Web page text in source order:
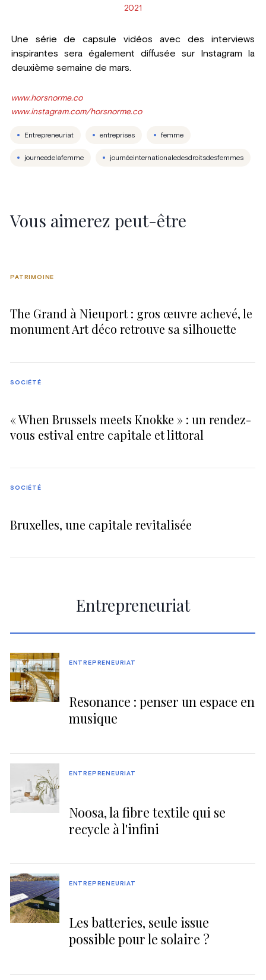
2021
Une série de capsule vidéos avec des interviews
inspirantes sera également diffusée sur Instagram la
deuxième semaine de mars.
www.horsnorme.co
www.instagram.com/horsnorme.co
Entrepreneuriat entreprises femme
journeedelafemme journéeinternationaledesdroitsdesfemmes
Vous aimerez peut-être
The Grand à Nieuport : gros œuvre achevé, le
monument Art déco retrouve sa silhouette
PATRIMOINE
« When Brussels meets Knokke » : un rendez-
vous estival entre capitale et littoral
SOCIÉTÉ
Bruxelles, une capitale revitalisée
SOCIÉTÉ
Entrepreneuriat
Resonance : penser un espace en
musique
ENTREPRENEURIAT
Noosa, la fibre textile qui se
recycle à l'infini
ENTREPRENEURIAT
Les batteries, seule issue
possible pour le solaire ?
ENTREPRENEURIAT